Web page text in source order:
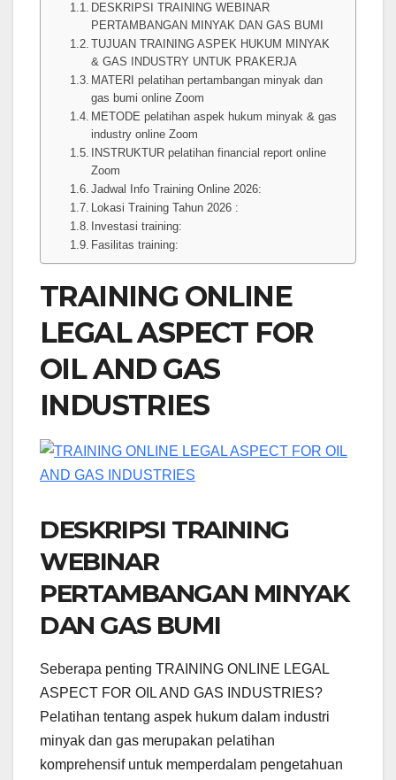
DESKRIPSI TRAINING WEBINAR
PERTAMBANGAN MINYAK DAN GAS BUMI
TUJUAN TRAINING ASPEK HUKUM MINYAK
& GAS INDUSTRY UNTUK PRAKERJA
MATERI pelatihan pertambangan minyak dan
gas bumi online Zoom
METODE pelatihan aspek hukum minyak & gas
industry online Zoom
INSTRUKTUR pelatihan financial report online
Zoom
Jadwal Info Training Online 2026:
Lokasi Training Tahun 2026 :
Investasi training:
Fasilitas training:
TRAINING ONLINE
LEGAL ASPECT FOR
OIL AND GAS
INDUSTRIES
DESKRIPSI TRAINING
WEBINAR
PERTAMBANGAN MINYAK
DAN GAS BUMI
Seberapa penting TRAINING ONLINE LEGAL
ASPECT FOR OIL AND GAS INDUSTRIES?
Pelatihan tentang aspek hukum dalam industri
minyak dan gas merupakan pelatihan
komprehensif untuk memperdalam pengetahuan